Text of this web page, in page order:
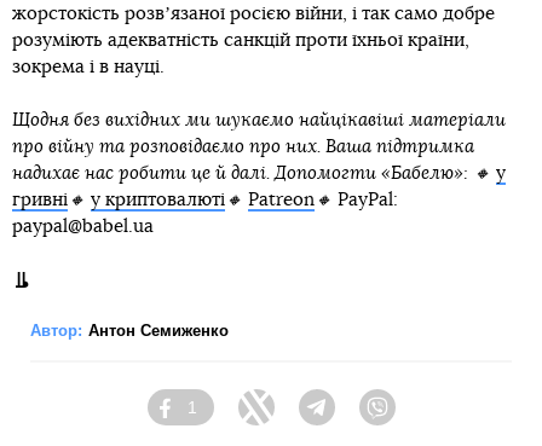
жорстокість розвʼязаної росією війни, і так само добре
розуміють адекватність санкцій проти їхньої країни,
зокрема і в науці.
Щодня без вихідних ми шукаємо найцікавіші матеріали
про війну та розповідаємо про них. Ваша підтримка
надихає нас робити це й далі. Допомогти «Бабелю»: 🔸 у
гривні 🔸 у криптовалюті 🔸 Patreon 🔸 PayPal:
paypal@babel.ua
Автор: Антон Семиженко
Facebook
1
Twitter Telegram